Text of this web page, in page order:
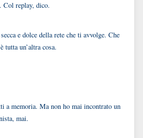
Col replay, dico.
e dolce della rete che ti avvolge. Che
tutta un’altra cosa.
a memoria. Ma non ho mai incontrato un
mai.